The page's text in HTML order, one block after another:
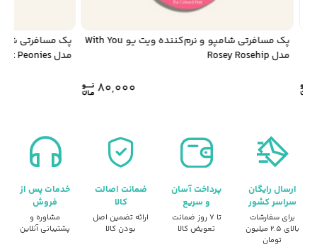
پک مسافرتی شامپو و نرم‌کننده ویت یو With You
مدل Rosey Rosehip
80,000
مدل Pink Peonies
ارسال رایگان
سراسر کشور
برای سفارشات
بالای ۲.۵ میلیون
تومان
پرداخت آسان
و سریع
تا ۷ روز ضمانت
تعویض کالا
ضمانت اصالت
کالا
ارائه تضمین اصل
بودن کالا
خدمات پس از
فروش
مشاوره و
پشتیبانی آنلاین